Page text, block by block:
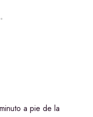
a pie de la